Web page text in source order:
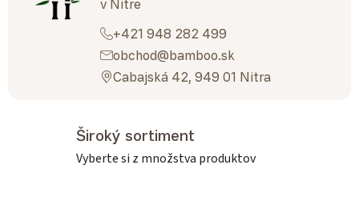
v Nitre
+421 948 282 499
obchod@bamboo.sk
Cabajská 42, 949 01 Nitra
Široký sortiment
Vyberte si z množstva produktov